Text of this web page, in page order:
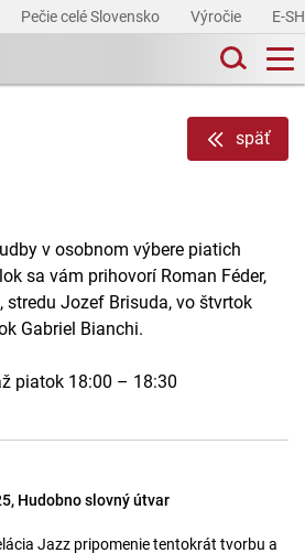
Pečie celé Slovensko Výročie E-
späť
v osobnom výbere piatich
sa vám prihovorí Roman Féder,
stredu Jozef Brisuda, vo štvrtok
Gabriel Bianchi.
piatok 18:00 – 18:30
Hudobno slovný útvar
Jazz pripomenie tentokrát tvorbu a